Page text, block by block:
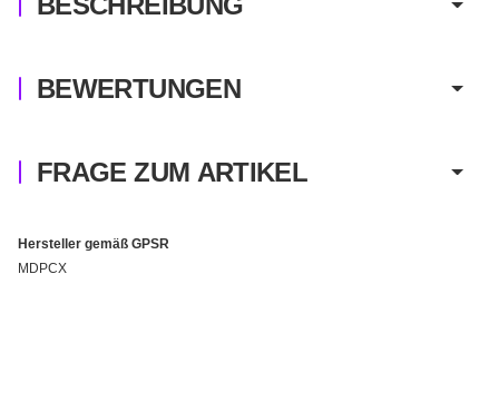
BEWERTUNGEN
FRAGE ZUM ARTIKEL
Hersteller gemäß GPSR
MDPCX